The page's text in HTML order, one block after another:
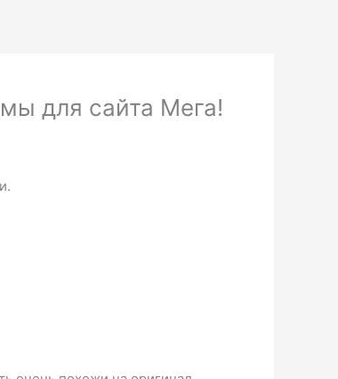
для сайта Мега!